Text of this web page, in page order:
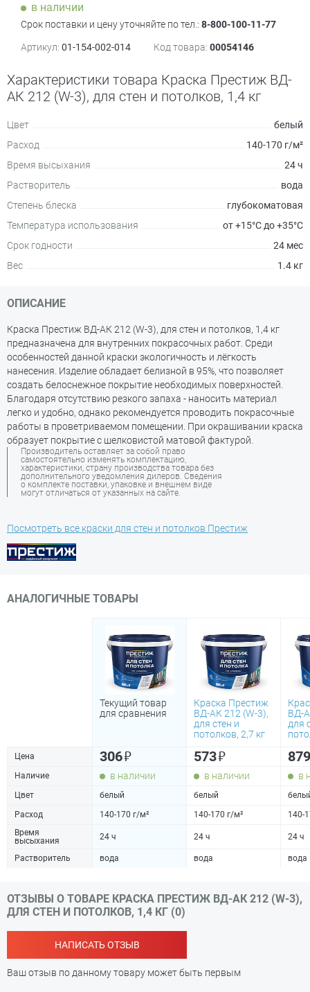
в наличии
Срок поставки и цену уточняйте по тел.: 8-800-100-11-77
Артикул: 01-154-002-014 Код товара: 00054146
Характеристики товара Краска Престиж ВД-
АК 212 (W-3), для стен и потолков, 1,4 кг
Цвет
белый
Расход
140-170 г/м²
Время высыхания
24 ч
Растворитель
вода
Степень блеска
глубокоматовая
Температура использования
от +15°С до +35°С
Срок годности
24 мес
Вес
1.4 кг
ОПИСАНИЕ
Краска Престиж ВД-АК 212 (W-3), для стен и потолков, 1,4 кг
предназначена для внутренних покрасочных работ. Среди
особенностей данной краски экологичность и лёгкость
нанесения. Изделие обладает белизной в 95%, что позволяет
создать белоснежное покрытие необходимых поверхностей.
Благодаря отсутствию резкого запаха - наносить материал
легко и удобно, однако рекомендуется проводить покрасочные
работы в проветриваемом помещении. При окрашивании краска
образует покрытие с шелковистой матовой фактурой.
Производитель оставляет за собой право
самостоятельно изменять комплектацию,
характеристики, страну производства товара без
дополнительного уведомления дилеров. Сведения
о комплекте поставки, упаковке и внешнем виде
могут отличаться от указанных на сайте.
Посмотреть все краски для стен и потолков Престиж
АНАЛОГИЧНЫЕ ТОВАРЫ
Текущий товар
для сравнения
Краска Престиж
ВД-АК 212 (W-3),
для стен и
потолков, 2,7 кг
ВД-
для
Цена 306₽ 573₽
Наличие в наличии в наличии в
Цвет белый белый
Расход
140-170 г/м² 140-170 г/м²
140-
Время
высыхания
24 ч 24 ч 24 ч
Растворитель вода вода вода
ОТЗЫВЫ О ТОВАРЕ КРАСКА ПРЕСТИЖ ВД-АК 212 (W-3),
ДЛЯ СТЕН И ПОТОЛКОВ, 1,4 КГ (0)
НАПИСАТЬ ОТЗЫВ
Ваш отзыв по данному товару может быть первым